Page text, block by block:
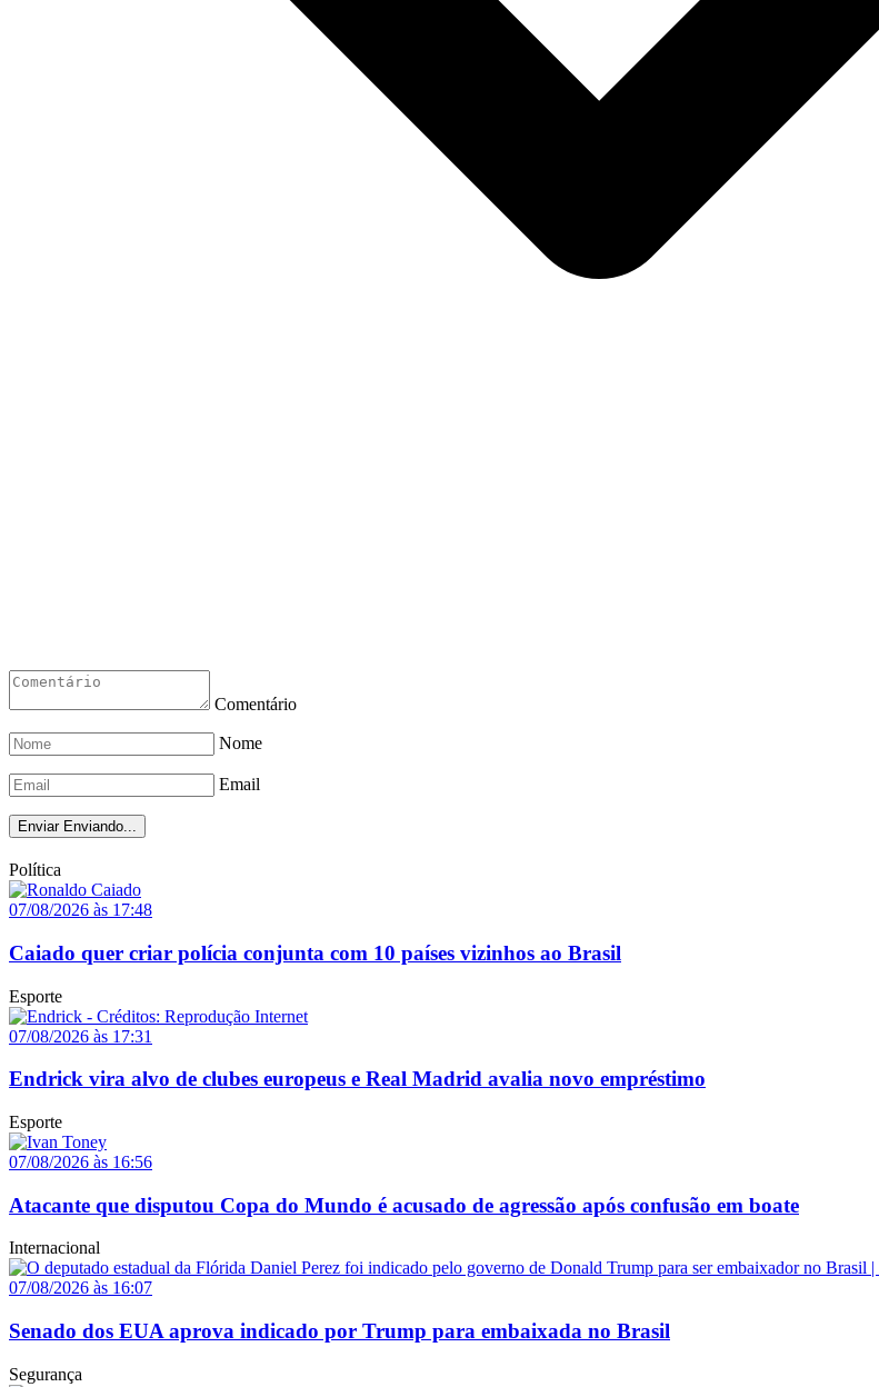
Comentário
Nome
Email
Enviar Enviando...
Política
07/08/2026 às 17:48
Caiado quer criar polícia conjunta com 10 países vizinhos ao Brasil
Esporte
07/08/2026 às 17:31
Endrick vira alvo de clubes europeus e Real Madrid avalia novo empréstimo
Esporte
07/08/2026 às 16:56
Atacante que disputou Copa do Mundo é acusado de agressão após confusão em boate
Internacional
07/08/2026 às 16:07
Senado dos EUA aprova indicado por Trump para embaixada no Brasil
Segurança